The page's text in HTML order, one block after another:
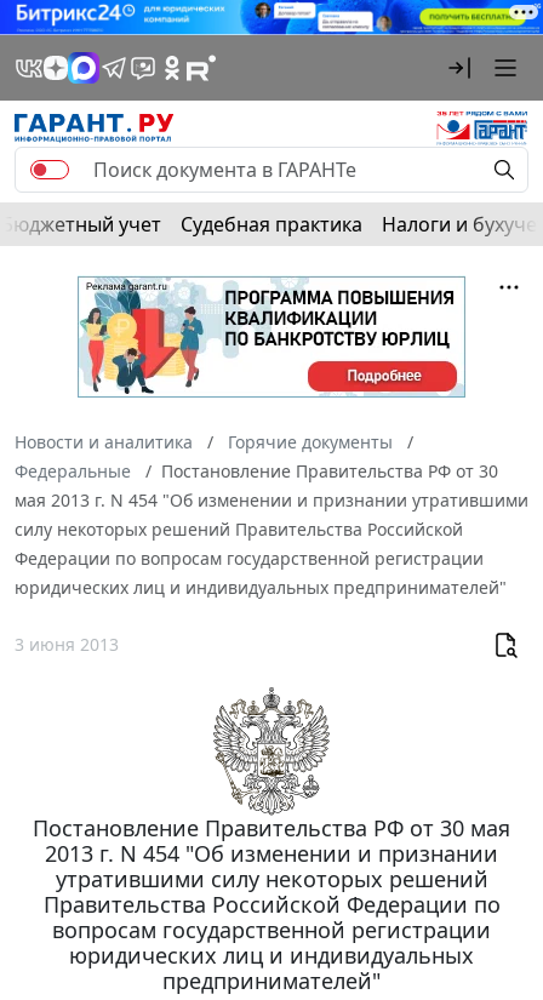
Бюджетный учет Судебная практика Налоги и
Новости и аналитика
Горячие документы
Федеральные
Постановление Правительства РФ от 30
мая 2013 г. N 454 "Об изменении и признании утратившими
силу некоторых решений Правительства Российской
Федерации по вопросам государственной регистрации
юридических лиц и индивидуальных предпринимателей"
3 июня 2013
Постановление Правительства РФ от 30 мая
2013 г. N 454 "Об изменении и признании
утратившими силу некоторых решений
Правительства Российской Федерации по
вопросам государственной регистрации
юридических лиц и индивидуальных
предпринимателей"